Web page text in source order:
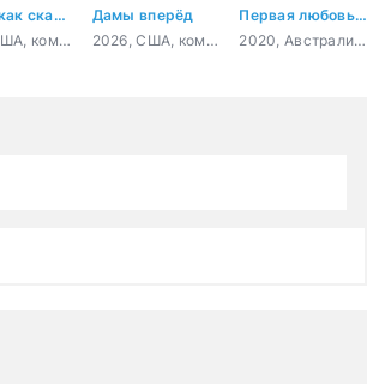
Жизнь как сказка
2025, США, комедия
Дамы вперёд
2026, США, комедия
Первая любовь навсегда
2020, Австралия, Филиппины, драма, мелодрама